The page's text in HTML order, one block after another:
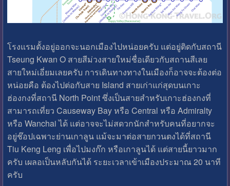
โรงแรมตั้งอยู่ออกจะนอกเมืองไปหน่อยครับ แต่อยู่ติดกับสถานี
Tseung Kwan O สายสีม่วงสายใหม่ชื่อเดียวกับสถานสีเลย
สายใหม่เอี่ยมเลยครับ การเดินทางทางในเมืองก็อาจจะต้องต่อ
หน่อยคือ ต้องไปต่อกับสาย Island สายเก่าแก่สุดบนเกาะ
ฮ่องกงที่สถานี North Point ซึ่งเป็นสายสำหรับเกาะฮ่องกงที่
สามารถเที่ยว Causeway Bay หรือ Central หรือ Admiralty
หรือ Wanchai ได้ แต่อาจจะไม่สดวกนักสำหรับคนที่อยากจะ
อยู่ช๊อปเฉพาะย่านเกาลูน แม้จะมาต่อสายกวนตงได้ที่สถานี
Tiu Keng Leng เพื่อไปมงก๊ก หรือเกาลูนได้ แต่สายนี้ยาวมาก
ครับ เผลอเป็นหลับกันได้ ระยะเวลาเข้าเมืองประมาณ 20 นาที
ครับ